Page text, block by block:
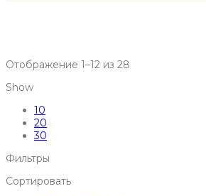
Отображение 1–12 из 28
Show
10
20
30
Фильтры
Сортировать